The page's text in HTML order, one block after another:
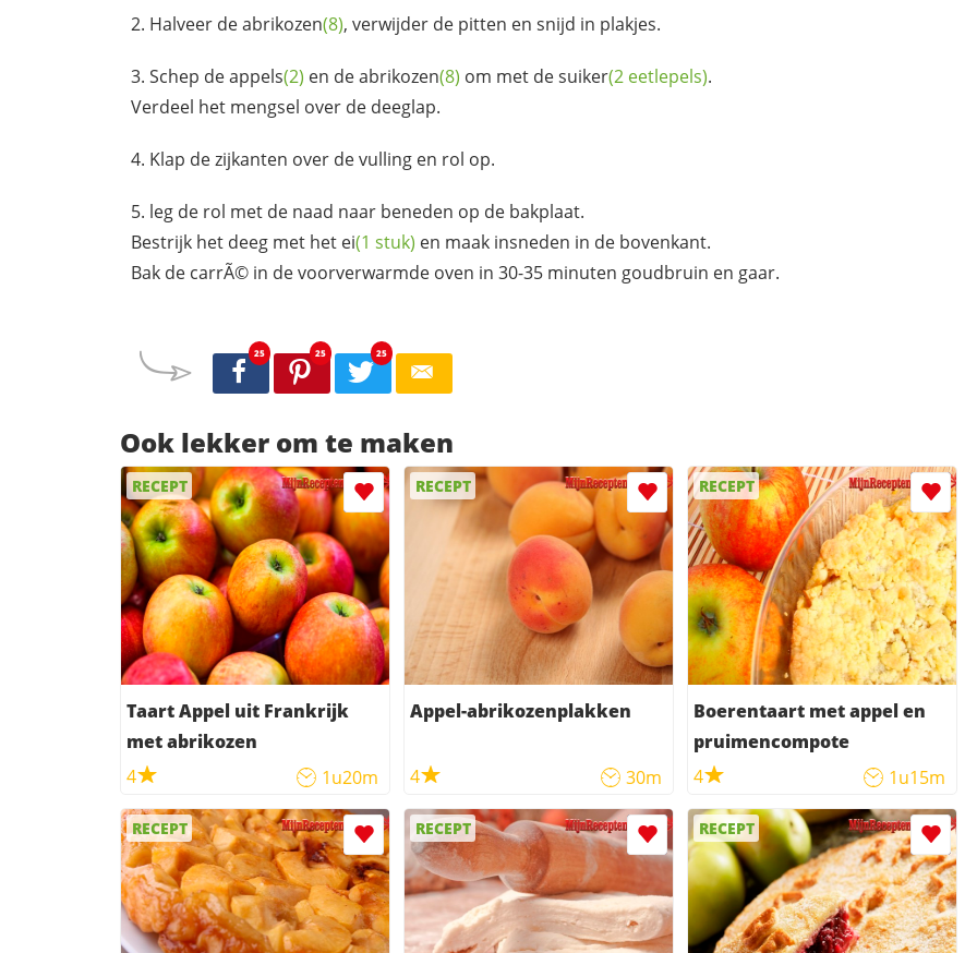
Halveer deabrikozen(8), verwijder de pitten en snijd in plakjes.
Schep deappels(2) en deabrikozen(8) om met desuiker(2 eetlepels).
Verdeel het mengsel over de deeglap.
Klap de zijkanten over de vulling en rol op.
leg de rol met de naad naar beneden op de bakplaat.
Bestrijk het deeg met het ei(1 stuk) en maak insneden in de bovenkant.
Bak de carrÃ© in de voorverwarmde oven in 30-35 minuten goudbruin en gaar.
25 25 25
Ook lekker om te maken
RECEPT
Taart Appel uit Frankrijk
met abrikozen
4
1u20m
RECEPT
Appel-abrikozenplakken
4 30m
RECEPT
Boerentaart met appel en
pruimencompote
4
1u15m
RECEPT RECEPT RECEPT